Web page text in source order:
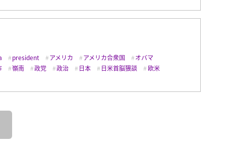
president アメリカ アメリカ合衆国
オバマ
嶺南 政党 政治 日本 日米首脳猥談 欧米